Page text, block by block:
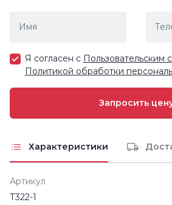
Я согласен с Пользовательским
Политикой обработки
Характеристики
Артикул
Т322-1